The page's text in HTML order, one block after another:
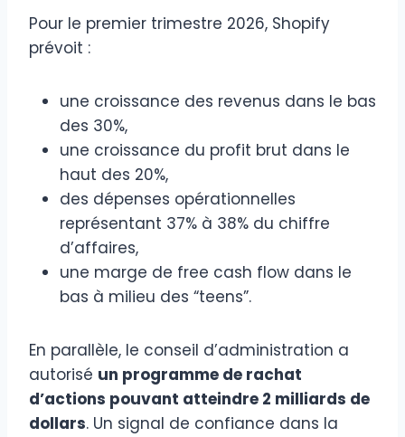
Pour le premier trimestre 2026, Shopify
prévoit :
une croissance des revenus dans le bas
des 30%,
une croissance du profit brut dans le
haut des 20%,
des dépenses opérationnelles
représentant 37% à 38% du chiffre
d’affaires,
une marge de free cash flow dans le
bas à milieu des “teens”.
En parallèle, le conseil d’administration a
autorisé un programme de rachat
d’actions pouvant atteindre 2 milliards de
dollars. Un signal de confiance dans la